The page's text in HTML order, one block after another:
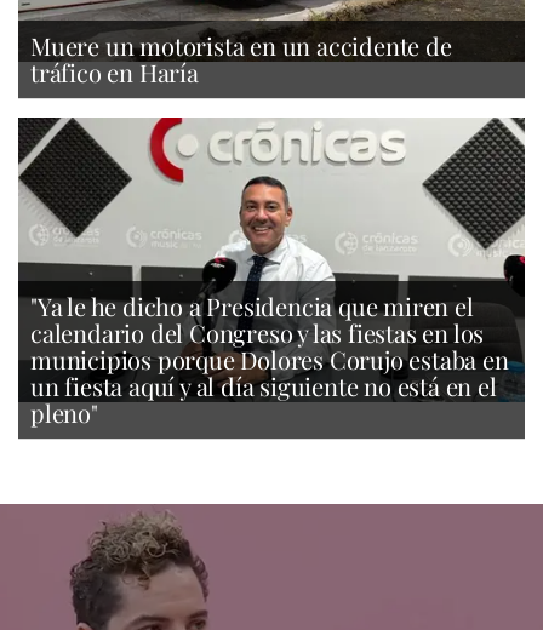
Muere un motorista en un accidente de
tráfico en Haría
"Ya le he dicho a Presidencia que miren el
calendario del Congreso y las fiestas en los
municipios porque Dolores Corujo estaba en
un fiesta aquí y al día siguiente no está en el
pleno"